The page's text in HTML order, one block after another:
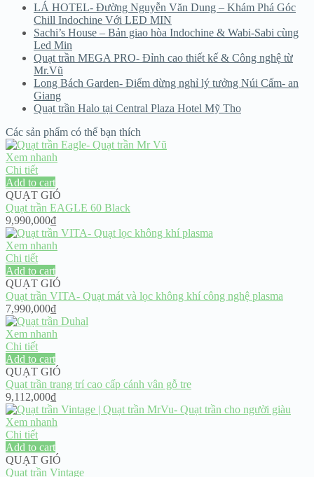
LÁ HOTEL- Đường Nguyễn Văn Dung – Khám Phá Góc
Chill Indochine Với LED MIN
Sachi’s House – Bản giao hòa Indochine & Wabi-Sabi cùng
Led Min
Quạt trần MEGA PRO- Đỉnh cao thiết kế & Công nghệ từ
Mr.Vũ
Long Bách Garden- Điểm dừng nghỉ lý tưởng Núi Cấm- an
Giang
Quạt trần Halo tại Central Plaza Hotel Mỹ Tho
Các sản phẩm có thể bạn thích
Xem nhanh
Chi tiết
Add to cart
QUẠT GIÓ
Quạt trần EAGLE 60 Black
9,990,000₫
Xem nhanh
Chi tiết
Add to cart
QUẠT GIÓ
Quạt trần VITA- Quạt mát và lọc không khí công nghệ plasma
7,990,000₫
Xem nhanh
Chi tiết
Add to cart
QUẠT GIÓ
Quạt trần trang trí cao cấp cánh vân gỗ tre
9,112,000₫
Xem nhanh
Chi tiết
Add to cart
QUẠT GIÓ
Quạt trần Vintage